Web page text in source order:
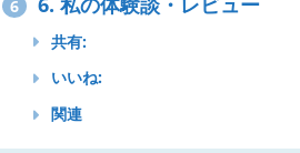
6
共有:
いいね:
関連